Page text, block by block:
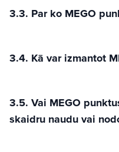
3.3. Par ko MEGO
3.4. Kā var izmantot
3.5. Vai MEGO
skaidru naudu vai